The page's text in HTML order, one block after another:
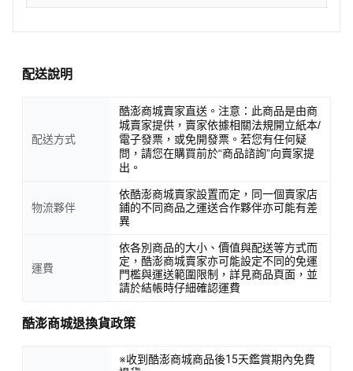
配送說明
配送方式
酷澎商城賣家直送。注意：此商品是由商
城賣家提供，賣家依據相關法規開立紙本/
電子發票，或免開發票。若您有任何疑
問，請您在購買前於“商品諮詢”向賣家提
出。
物流夥伴
依酷澎商城賣家設置而定，同一個賣家店
鋪的不同商品之運送合作夥伴亦可能有差
異
運費
依各別商品的大小、價值與配送等方式而
定，酷澎商城賣家亦可能設定不同的免運
門檻與運送範圍限制，詳見商品頁面，並
請於結帳時仔細確認運費
酷澎商城退換貨政策
※收到酷澎商城商品後15天鑑賞期內免費